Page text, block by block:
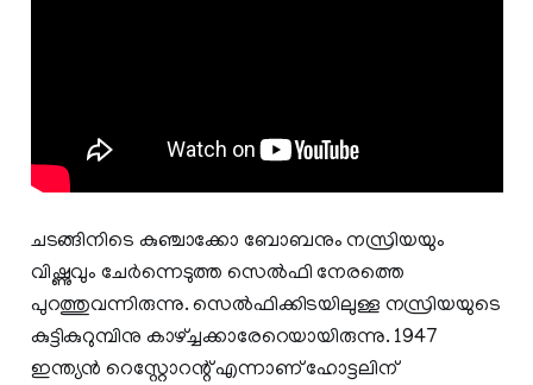
ചടങ്ങിനിടെ കുഞ്ചാക്കോ ബോബനും നസ്രിയയും
വിഷ്ണുവും ചേർന്നെടുത്ത സെൽഫി നേരത്തെ
പുറത്തുവന്നിരുന്നു. സെൽഫിക്കിടയിലുള്ള നസ്രിയയുടെ
കുട്ടികുറുമ്പിനു കാഴ്ച്ചക്കാരേറെയായിരുന്നു. 1947
ഇന്ത്യൻ റെസ്റ്റോറന്റ് എന്നാണ് ഹോട്ടലിന്